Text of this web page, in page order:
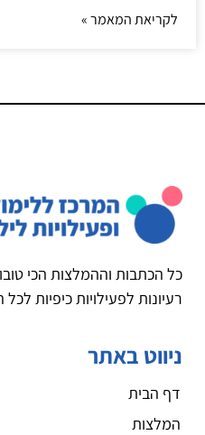
לקריאת המאמר »
כל הכתבות וההמלצות הכי
רעיונות לפעילויות כיפיות
ניווט באתר
דף הבית
המלצות